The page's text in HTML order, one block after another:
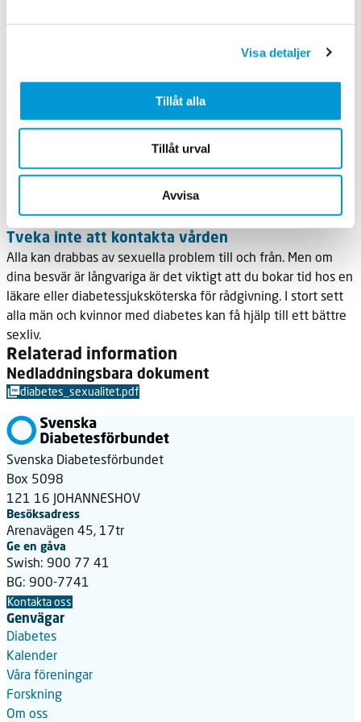
Visa detaljer
Tillåt alla
Tillåt urval
Avvisa
till depression. De flesta kvinnor som har sexuella problem på
grund av sin diabetes kan få hjälp att känna lust och njuta av
fuktighetskräm och glidmedel. Vibratorer och andra
hjälpmedel för sexuell stimulans kan vara också vara till stor
hjälp, särskilt vid nervskador. Många av dessa produkter hittar
du på närmaste apotek. Även för dig som kvinna kan en god
blodsockerkontroll förebygga sexuella problem, och ett
dig som har dem. Fysisk aktivitet kan öka din sexuella lust,
liksom att sluta röka och att hålla en måttlig
alkoholkonsumtion.
Tveka inte att kontakta vården
Alla kan drabbas av sexuella problem till och från. Men om
dina besvär är långvariga är det viktigt att du bokar tid hos en
läkare eller diabetessjuksköterska för rådgivning. I stort sett
alla män och kvinnor med diabetes kan få hjälp till ett bättre
sexliv.
Relaterad information
Nedladdningsbara dokument
diabetes_sexualitet.pdf
Svenska Diabetesförbundet
Box 5098
121 16 JOHANNESHOV
Besöksadress
Arenavägen 45, 17tr
Ge en gåva
Swish: 900 77 41
BG: 900-7741
Kontakta oss
Genvägar
Diabetes
Kalender
Våra föreningar
Forskning
Om oss